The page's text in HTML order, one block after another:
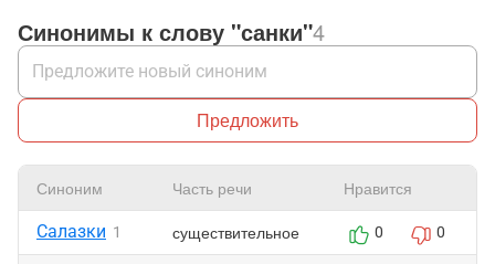
Синонимы к слову "санки"4
Предложить
Синоним Часть речи Нравится
Салазки 1 существительное 0 0